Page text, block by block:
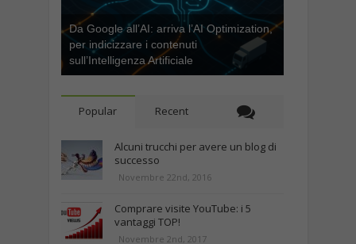
Da Google all’AI: arriva l’AI Optimization,
per indicizzare i contenuti
sull’Intelligenza Artificiale
Popular Recent
Alcuni trucchi per avere un blog di
successo
Novembre 22nd, 2016
Comprare visite YouTube: i 5
vantaggi TOP!
Novembre 2nd, 2017